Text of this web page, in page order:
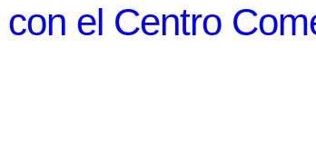
el Centro